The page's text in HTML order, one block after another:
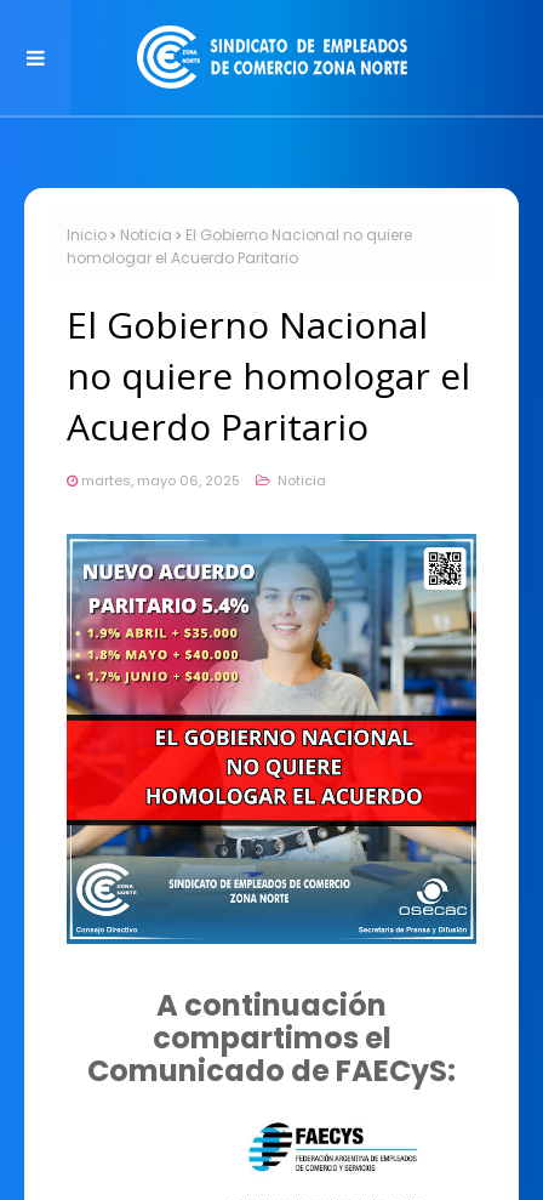
Inicio Noticia
El Gobierno Nacional no quiere
homologar el Acuerdo Paritario
El Gobierno Nacional
no quiere homologar el
Acuerdo Paritario
martes, mayo 06, 2025 Noticia
A continuación
compartimos el
Comunicado de FAECyS: